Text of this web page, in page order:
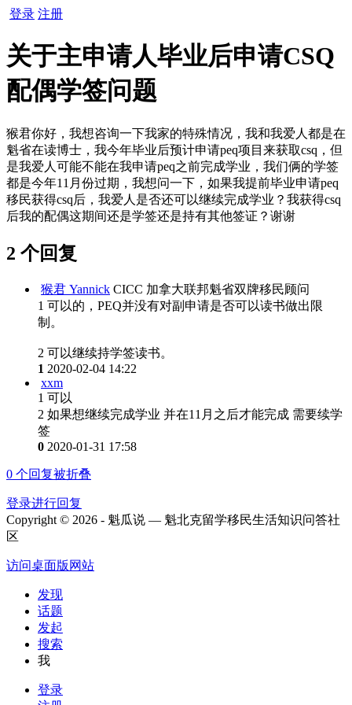
登录 注册
关于主申请人毕业后申请CSQ
配偶学签问题
猴君你好，我想咨询一下我家的特殊情况，我和我爱人都是在
魁省在读博士，我今年毕业后预计申请peq项目来获取csq，但
是我爱人可能不能在我申请peq之前完成学业，我们俩的学签
都是今年11月份过期，我想问一下，如果我提前毕业申请peq
移民获得csq后，我爱人是否还可以继续完成学业？我获得csq
后我的配偶这期间还是学签还是持有其他签证？谢谢
2 个回复
猴君 Yannick CICC 加拿大联邦魁省双牌移民顾问
1 可以的，PEQ并没有对副申请是否可以读书做出限
制。
2 可以继续持学签读书。
1 2020-02-04 14:22
xxm
1 可以
2 如果想继续完成学业 并在11月之后才能完成 需要续学
签
0 2020-01-31 17:58
0 个回复被折叠
登录进行回复
Copyright © 2026 - 魁瓜说 — 魁北克留学移民生活知识问答社
区
访问桌面版网站
发现
话题
发起
搜索
我
登录